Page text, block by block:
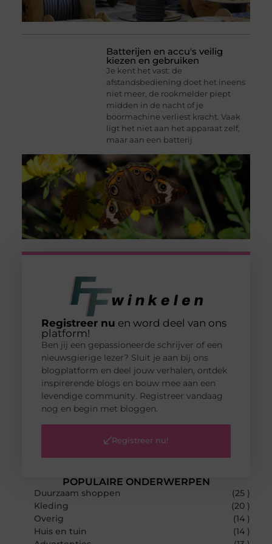
Batterijen en accu's veilig
kiezen en gebruiken
Je kent het vast: de
afstandsbediening doet het ineens
niet meer, de rookmelder piept
midden in de nacht of je
boormachine verliest kracht. Vaak
ligt het niet aan het apparaat zelf,
maar aan een batterij
POPULAIRE ONDERWERPEN
Duurzaam shoppen
(25 )
Kleding
(20 )
Overig
(14 )
Huis en tuin
(14 )
Registreer nu en word deel van ons
platform!
Ben jij een gepassioneerde schrijver of een
nieuwsgierige lezer? Sluit je aan bij ons
blogplatform en deel jouw verhalen, ontdek
inspirerende blogs en bouw mee aan een
levendige community. Registreer vandaag
nog en begin met bloggen.
Registreer nu!